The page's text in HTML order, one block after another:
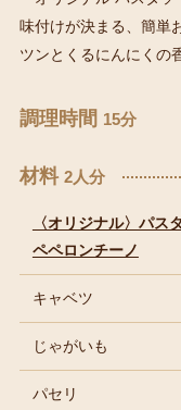
味付けが決まる、簡単
ツンとくるにんにくの
調理時間 15分
材料 2人分
〈オリジナル〉パス
ペペロンチーノ
キャベツ
じゃがいも
パセリ